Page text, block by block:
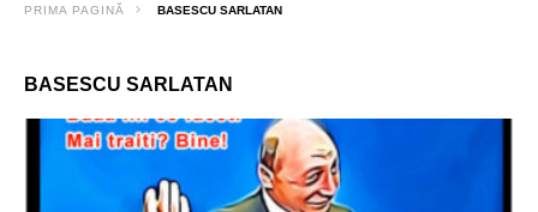
PRIMA PAGINĂ BASESCU SARLATAN
BASESCU SARLATAN